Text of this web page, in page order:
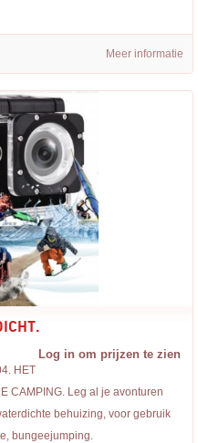
Meer informatie
Log in om prijzen te zien
HET
CAMPING. Leg al je avonturen
behuizing, voor gebruik
bungeejumping.